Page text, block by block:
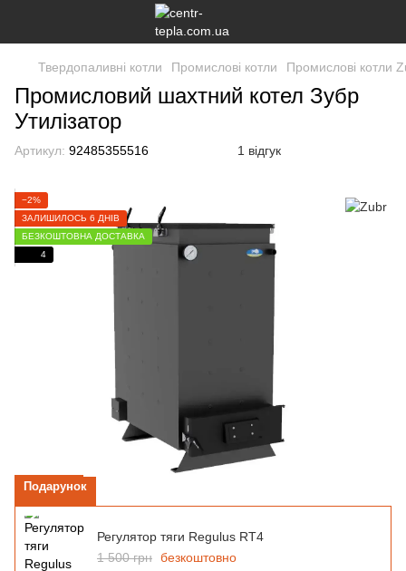
Твердопаливні котли Промислові котли Промислові котли
Промисловий шахтний котел Зубр
Утилізатор
Артикул: 92485355516 1 відгук
−2%
ЗАЛИШИЛОСЬ 6 ДНІВ
БЕЗКОШТОВНА ДОСТАВКА
4
Подарунок
Регулятор тяги Regulus RT4
1 500 грн безкоштовно